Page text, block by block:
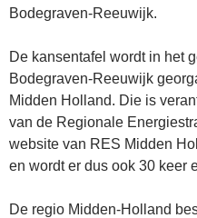
Bodegraven-Reeuwijk.
De kansentafel wordt in het
Bodegraven-Reeuwijk
Midden Holland. Die is
van de Regionale
website van RES Midden
en wordt er dus ook 30 keer
De regio Midden-Holland